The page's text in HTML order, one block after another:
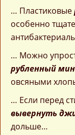
… Пластиковые
особенно
… Можно
рубленный
овсяными
… Если перед
вывернуть
дольше…